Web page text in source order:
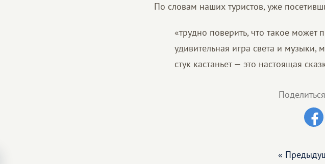
По словам наших туристов, уже
«трудно поверить, что такое может
удивительная игра света и музыки,
стук кастаньет — это настоящая
«